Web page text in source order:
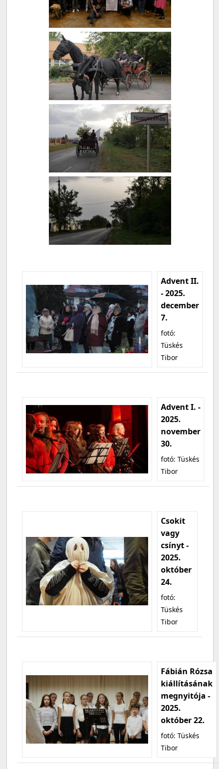
Advent II.
- 2025.
december
7.
fotó:
Tüskés
Tibor
Advent I. -
2025.
november
30.
fotó: Tüskés
Tibor
Csokit
vagy
csínyt -
2025.
október
24.
fotó:
Tüskés
Tibor
Fábián Rózsa
kiállításának
megnyitója -
2025.
október 22.
fotó: Tüskés
Tibor